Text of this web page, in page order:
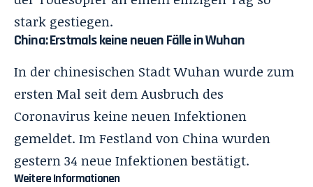
stark gestiegen.
China: Erstmals keine neuen Fälle in Wuhan
In der chinesischen Stadt Wuhan wurde zum
ersten Mal seit dem Ausbruch des
Coronavirus keine neuen Infektionen
gemeldet. Im Festland von China wurden
gestern 34 neue Infektionen bestätigt.
Weitere Informationen